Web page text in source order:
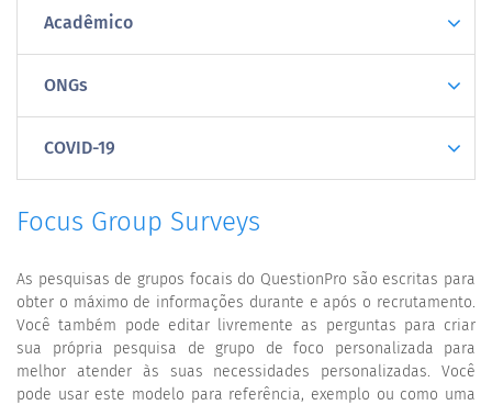
Acadêmico
ONGs
COVID-19
Focus Group Surveys
As pesquisas de grupos focais do QuestionPro são escritas para
obter o máximo de informações durante e após o recrutamento.
Você também pode editar livremente as perguntas para criar
sua própria pesquisa de grupo de foco personalizada para
melhor atender às suas necessidades personalizadas. Você
pode usar este modelo para referência, exemplo ou como uma